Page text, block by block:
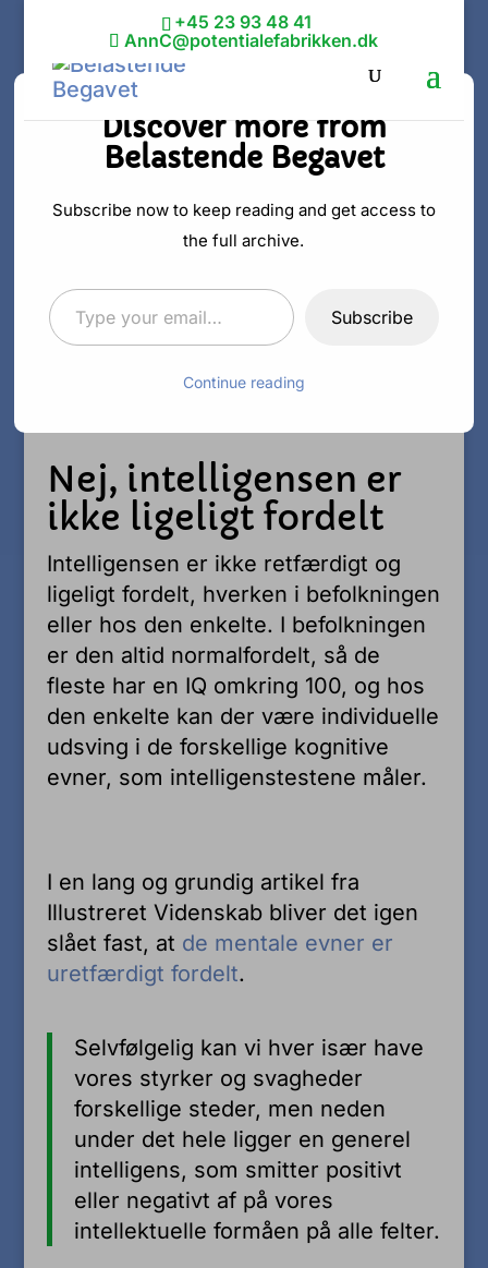
+45 23 93 48 41
AnnC@potentialefabrikken.dk
Glem alt om
lighed –
intelligensen er
uretfærdig
23. okt 2019|Intelligent
Nej, intelligensen er
ikke ligeligt fordelt
Intelligensen er ikke retfærdigt og
ligeligt fordelt, hverken i befolkningen
eller hos den enkelte. I befolkningen
er den altid normalfordelt, så de
fleste har en IQ omkring 100, og hos
den enkelte kan der være individuelle
udsving i de forskellige kognitive
evner, som intelligenstestene måler.
I en lang og grundig artikel fra
Illustreret Videnskab bliver det igen
slået fast, at de mentale evner er
uretfærdigt fordelt.
Selvfølgelig kan vi hver især have
vores styrker og svagheder
forskellige steder, men neden
under det hele ligger en generel
intelligens, som smitter positivt
eller negativt af på vores
intellektuelle formåen på alle felter.
Discover more from
Belastende Begavet
Subscribe now to keep reading and get access to
the full archive.
Type your email…
Subscribe
Continue reading